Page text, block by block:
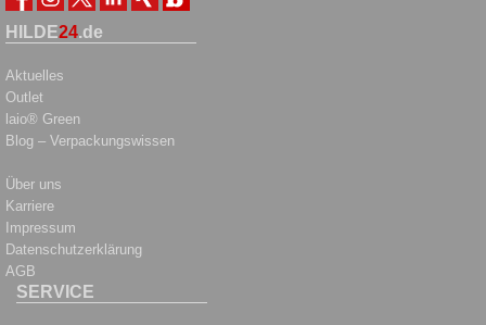
HILDE24.de
Aktuelles
Outlet
laio® Green
Blog – Verpackungswissen
Über uns
Karriere
Impressum
Datenschutzerklärung
AGB
SERVICE